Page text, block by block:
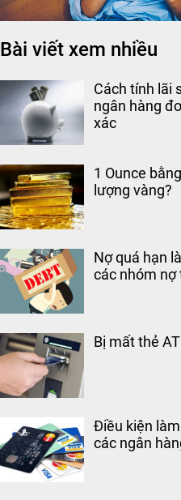
Bài viết xem nhiều
Cách tính lãi
ngân hàng
xác
1 Ounce
lượng vàng?
Nợ quá hạn
các nhóm nợ
Bị mất thẻ
Điều kiện
các ngân